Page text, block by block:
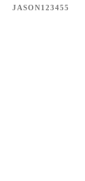
JASON123455